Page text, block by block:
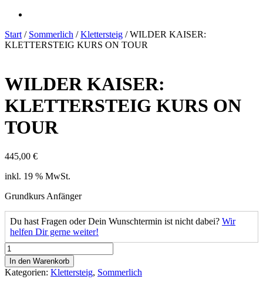
Start / Sommerlich /Klettersteig / WILDER KAISER:
KLETTERSTEIG KURS ON TOUR
WILDER KAISER:
KLETTERSTEIG KURS ON
TOUR
445,00 €
inkl. 19 % MwSt.
Grundkurs Anfänger
Du hast Fragen oder Dein Wunschtermin ist nicht dabei? Wir
helfen Dir gerne weiter!
WILDER
KAISER:
KLETTERSTEIG
KURS
In den Warenkorb
Kategorien: Klettersteig, Sommerlich